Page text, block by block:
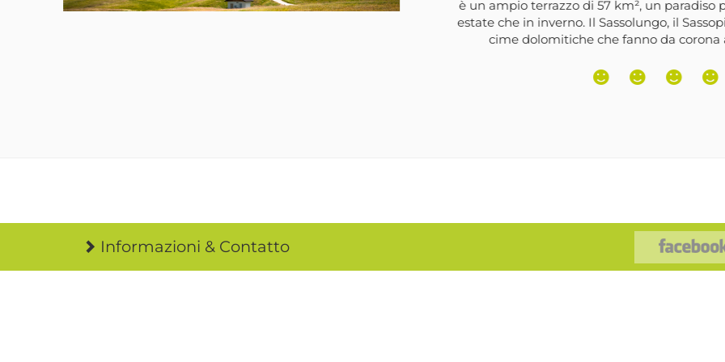
sbarramenti che hanno formato
nei pressi del paese di Santa
un’ampia e
Informazioni & Contatto